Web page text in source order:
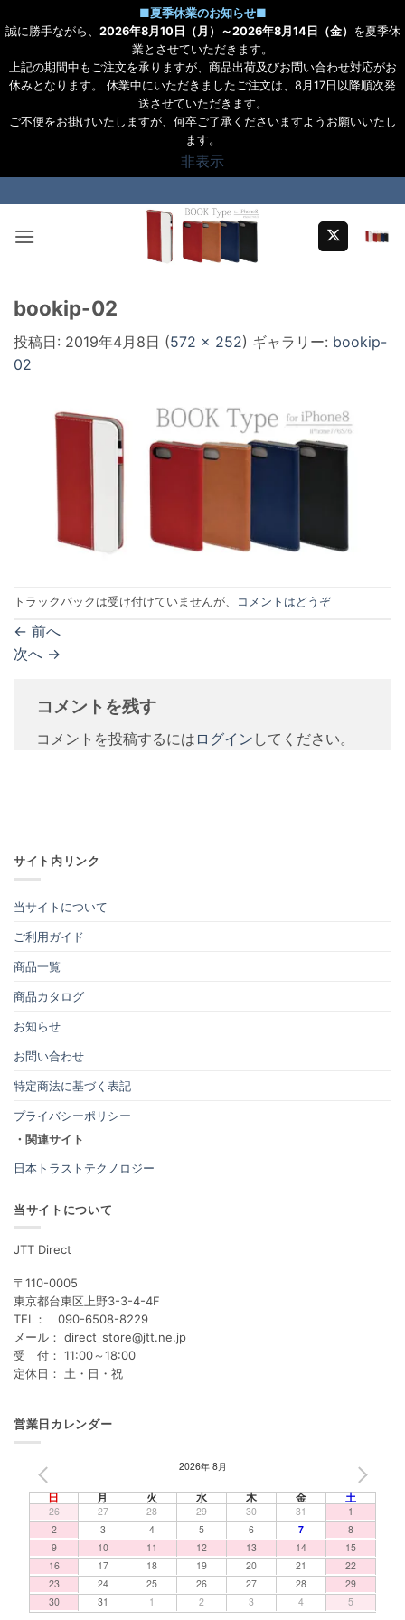
■夏季休業のお知らせ■
誠に勝手ながら、 2026年8月10日（月）～2026年8月14日（金） を夏季休
業とさせていただきます。
上記の期間中もご注文を承りますが、商品出荷及びお問い合わせ対応がお
休みとなります。 休業中にいただきましたご注文は、8月17日以降順次発
送させていただきます。
ご不便をお掛けいたしますが、何卒ご了承くださいますようお願いいたし
ます。
非表示
to
content
bookip-02
投稿日: 2019年4月8日 (572 × 252) ギャラリー: bookip-
02
トラックバックは受け付けていませんが、 コメントはどうぞ
← 前へ
次へ →
コメントを残す
コメントを投稿するには ログイン してください。
サイト内リンク
当サイトについて
ご利用ガイド
商品一覧
商品カタログ
お知らせ
お問い合わせ
特定商法に基づく表記
プライバシーポリシー
・関連サイト
日本トラストテクノロジー
当サイトについて
JTT Direct
〒110-0005
東京都台東区上野3-3-4-4F
TEL： 090-6508-8229
メール： direct_store@jtt.ne.jp
受 付： 11:00～18:00
定休日： 土・日・祝
営業日カレンダー
2026年 8月
日 月 火 水 木 金 土
26 27 28 29 30 31
1
2
3 4 5 6 7
8
9
10 11 12 13 14
15
16
17 18 19 20 21
22
23
24 25 26 27 28
29
30
31 1 2 3 4 5